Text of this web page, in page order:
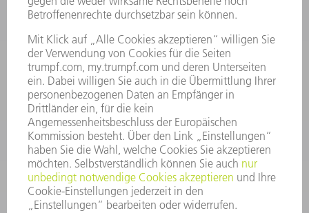
INFORMATION
Häufig gestellte Fragen
Allgemeine Geschäftsbedingungen
KONTAKT
After Sales
+43722160396550
Mo - Do: 08:00 -17:30 Uhr
Fr: 08:00 -16:30 Uhr
ersatzteile@at.trumpf.com